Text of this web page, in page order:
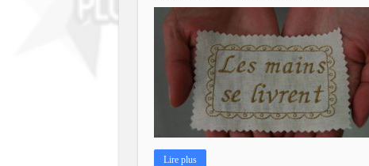
livrent
du
mercredi
20
mars
Lire plus